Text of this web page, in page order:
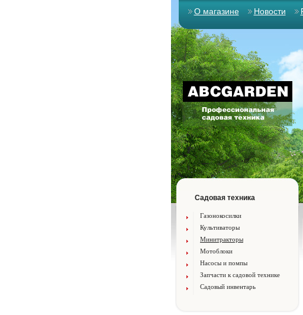
О магазине Новости
Садовая техника
Газонокосилки
Культиваторы
Минитракторы
Мотоблоки
Насосы и помпы
Запчасти к садовой технике
Садовый инвентарь